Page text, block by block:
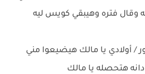
وقال فتره وهيبقي كويس ليه
/ أولادي يا مالك هيضيعوا مني
هتحصله يا مالك